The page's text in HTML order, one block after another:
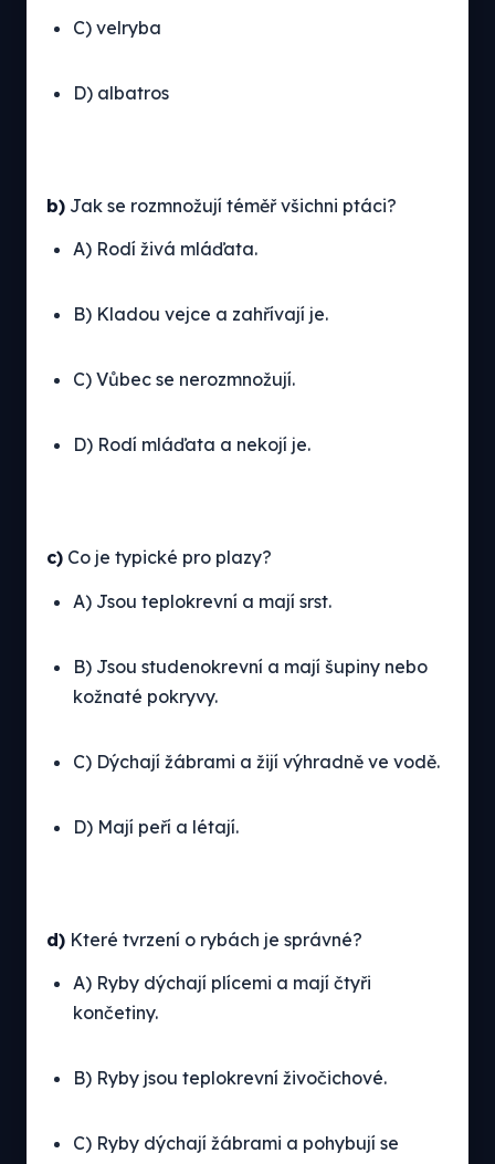
C) velryba
D) albatros
b) Jak se rozmnožují téměř všichni ptáci?
A) Rodí živá mláďata.
B) Kladou vejce a zahřívají je.
C) Vůbec se nerozmnožují.
D) Rodí mláďata a nekojí je.
c) Co je typické pro plazy?
A) Jsou teplokrevní a mají srst.
B) Jsou studenokrevní a mají šupiny nebo
kožnaté pokryvy.
C) Dýchají žábrami a žijí výhradně ve vodě.
D) Mají peří a létají.
d) Které tvrzení o rybách je správné?
A) Ryby dýchají plícemi a mají čtyři
končetiny.
B) Ryby jsou teplokrevní živočichové.
C) Ryby dýchají žábrami a pohybují se